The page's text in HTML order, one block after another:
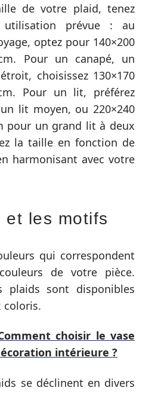
de votre plaid, tenez
prévue : au
optez pour 140×200
Pour un canapé, un
choisissez 130×170
Pour un lit, préférez
lit moyen, ou 220×240
pour un grand lit à deux
la taille en fonction de
harmonisant avec votre
et les motifs
qui correspondent
de votre pièce.
plaids sont disponibles
coloris.
choisir le vase
intérieure ?
se déclinent en divers